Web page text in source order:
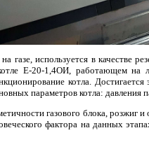
используется в качестве
Е-20-1,4ОИ, работающем на
котла.
параметров котла: давления
газового блока, розжиг
фактора на данных